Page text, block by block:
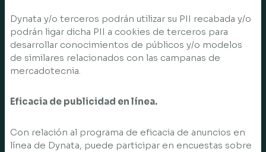
Dynata y/o terceros podrán utilizar su PII recabada y/o
podrán ligar dicha PII a cookies de terceros para
desarrollar conocimientos de públicos y/o modelos
de similares relacionados con las campanas de
mercadotecnia.
Eficacia de publicidad en línea.
Con relación al programa de eficacia de anuncios en
línea de Dynata, puede participar en encuestas sobre